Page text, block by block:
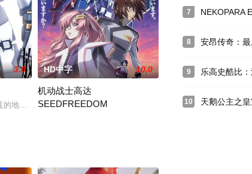
在漆黑的房间里，羊咩和卡滋看不清彼此，交谈甚
到苏格兰，在那里他们发现自己是苏格兰皇室的后代。
3.0
的地球黄沙遍野，自然环境极度恶劣。与之相伴，旧有的人类文明凋零
HD中字 10.0
机动战士高达
SEEDFREEDOM
7 NEKOPARA
8 安昂传奇：
9 乐高史酷比
10 天鹅公主之